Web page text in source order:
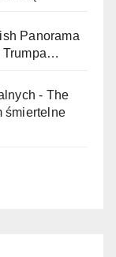
Panorama
Trumpa…
- The
śmiertelne